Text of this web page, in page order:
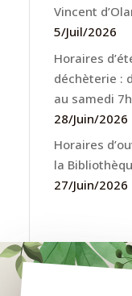
Vincent
5/Juil/2026
Horaires
déchèterie :
au samedi
28/Juin/2026
Horaires
la
27/Juin/2026